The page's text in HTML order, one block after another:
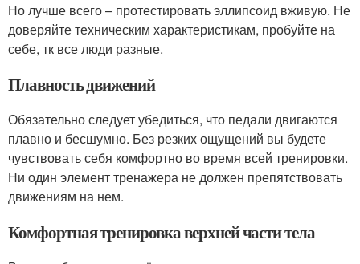
Но лучше всего – протестировать эллипсоид вживую. Не
доверяйте техническим характеристикам, пробуйте на
себе, тк все люди разные.
Плавность движений
Обязательно следует убедиться, что педали двигаются
плавно и бесшумно. Без резких ощущений вы будете
чувствовать себя комфортно во время всей тренировки.
Ни один элемент тренажера не должен препятствовать
движениям на нем.
Комфортная тренировка верхней части тела